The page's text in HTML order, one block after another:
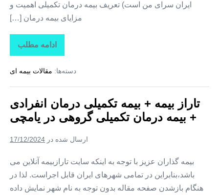
ایران سرای من است) تعریف بیمه درمان تکمیلی اهمیت و
مزایای بیمه درمان […]
ادامه مطلب
تاراز
بیمه
بیمه
درمان
+
بیمه
درمان
تکمیلی
در
دسته‌ها: مقالات بیمه ای
تاراز بیمه + بیمه تکمیلی درمان انفرادی
+ بیمه درمان تکمیلی گروهی در یامچی
ارسال شده در 17/12/2024
بیمه گذاران عزیز با توجه به اینکه سایت تارازبیمه آنلاین می
باشد،بنابراین در تمامی شهرهای ایران قابل اجراست. لذا در
هنگام بازشدن صفحه مقاله بدون توجه به نام شهر نمایش داده